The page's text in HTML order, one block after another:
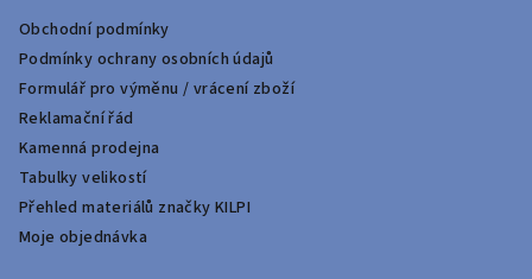
Obchodní podmínky
Podmínky ochrany osobních údajů
Formulář pro výměnu / vrácení zboží
Reklamační řád
Kamenná prodejna
Tabulky velikostí
Přehled materiálů značky KILPI
Moje objednávka